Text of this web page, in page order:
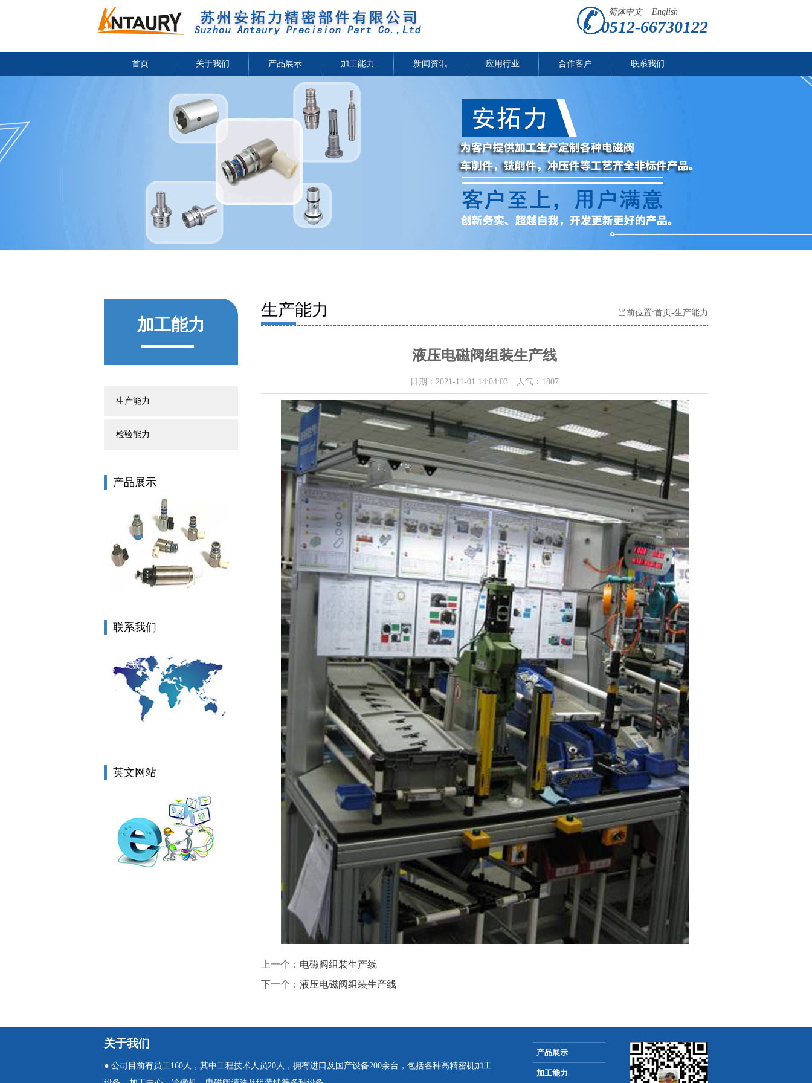
简体中文 English
0512-66730122
首页 关于我们 产品展示 加工能力 新闻资讯 应用行业 合作客户 联系我们
加工能力
生产能力
检验能力
产品展示
联系我们
英文网站
当前位置:首页 -生产能力
生产能力
液压电磁阀组装生产线
日期：2021-11-01 14:04:03 人气：1807
上一个： 电磁阀组装生产线
下一个： 液压电磁阀组装生产线
关于我们
● 公司目前有员工160人，其中工程技术人员20人，拥有进口及国产设备200余台，包括各种高精密机加工
产品展示
加工能力